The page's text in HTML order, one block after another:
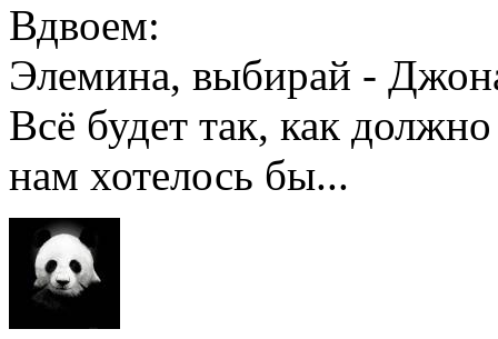
Вдвоем:
Элемина, выбирай -
Всё будет так, как
нам хотелось бы...